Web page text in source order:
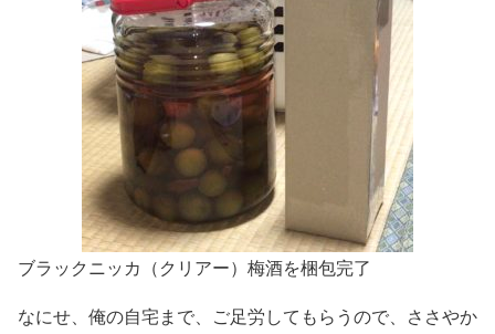
ブラックニッカ（クリアー）梅酒を梱包完了
なにせ、俺の自宅まで、ご足労してもらうので、ささやか